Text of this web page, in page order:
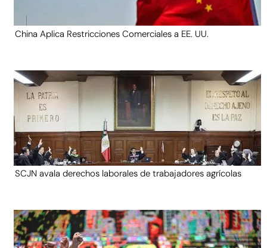
China Aplica Restricciones Comerciales a EE. UU.
SCJN avala derechos laborales de trabajadores agrícolas